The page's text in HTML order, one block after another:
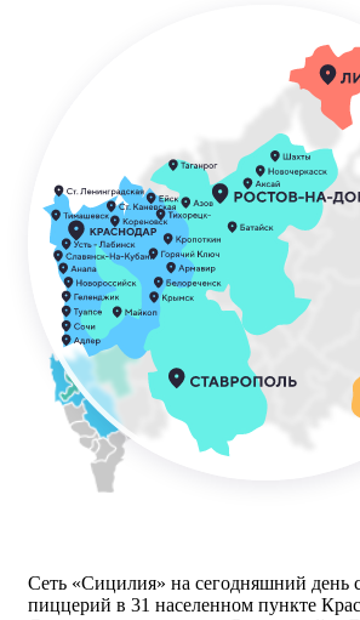
Сеть «Сицилия» на сегодняшний день
пиццерий в 31 населенном пункте